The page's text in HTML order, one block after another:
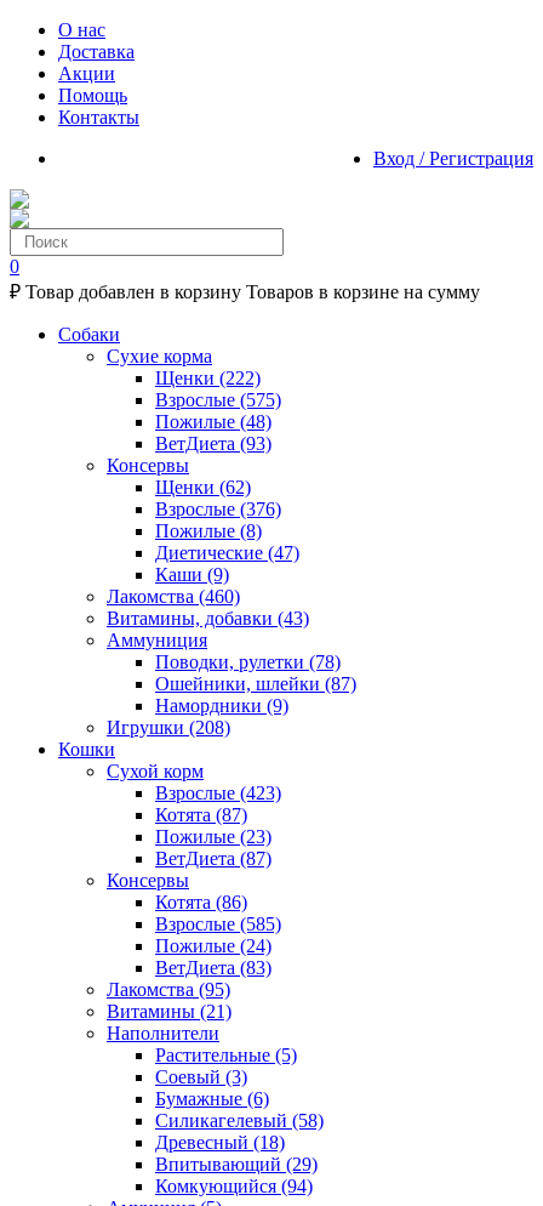
О нас
Доставка
Акции
Помощь
Контакты
Вход / Регистрация
0
₽ Товар добавлен в корзину Товаров в корзине на сумму
Собаки
Сухие корма
Щенки (222)
Взрослые (575)
Пожилые (48)
ВетДиета (93)
Консервы
Щенки (62)
Взрослые (376)
Пожилые (8)
Диетические (47)
Каши (9)
Лакомства (460)
Витамины, добавки (43)
Аммуниция
Поводки, рулетки (78)
Ошейники, шлейки (87)
Намордники (9)
Игрушки (208)
Кошки
Сухой корм
Взрослые (423)
Котята (87)
Пожилые (23)
ВетДиета (87)
Консервы
Котята (86)
Взрослые (585)
Пожилые (24)
ВетДиета (83)
Лакомства (95)
Витамины (21)
Наполнители
Растительные (5)
Соевый (3)
Бумажные (6)
Силикагелевый (58)
Древесный (18)
Впитывающий (29)
Комкующийся (94)